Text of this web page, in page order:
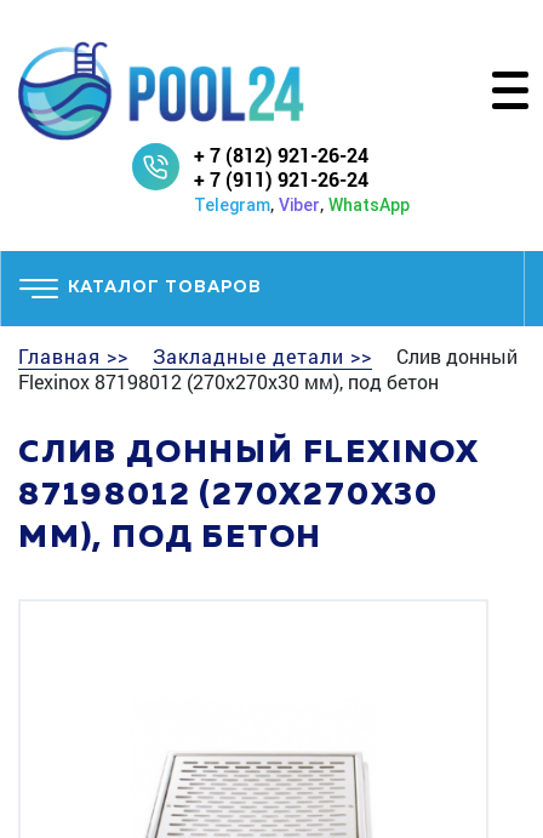
+ 7 (812) 921-26-24
+ 7 (911) 921-26-24
Telegram, Viber, WhatsApp
КАТАЛОГ ТОВАРОВ
Главная >> Закладные детали >>
Слив донный
Flexinox 87198012 (270х270х30 мм), под бетон
СЛИВ ДОННЫЙ FLEXINOX
87198012 (270Х270Х30
ММ), ПОД БЕТОН